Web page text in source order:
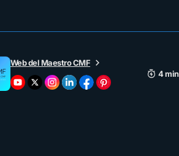
Web del Maestro CMF
4